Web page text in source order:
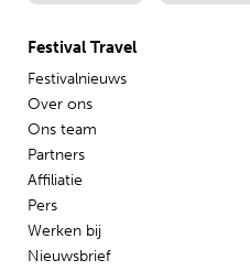
Festival Travel
Festivalnieuws
Over ons
Ons team
Partners
Affiliatie
Pers
Werken bij
Nieuwsbrief